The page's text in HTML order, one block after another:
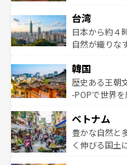
ならではの贅沢な旅の
情報はコンテ
れるおもてな
人々、おいし
ク、伝統的な
ワイを、存分に味わって
はコンテンツ
リアリーフや
ク）、タスマ
ど、見どころ
いる。アクテ
ビング、ハイ
い。オースト
参照してほしい
台湾
日本から約４
自然が織りな
ン）、静ひつ
と山間の静け
驚きをもたら
容にもいいと
照してほしい
韓国
歴史ある王朝
-POPで世界
き、地方に足
できる。そし
まで、さまざ
ベトナム
豊かな自然と
く伸びる国土